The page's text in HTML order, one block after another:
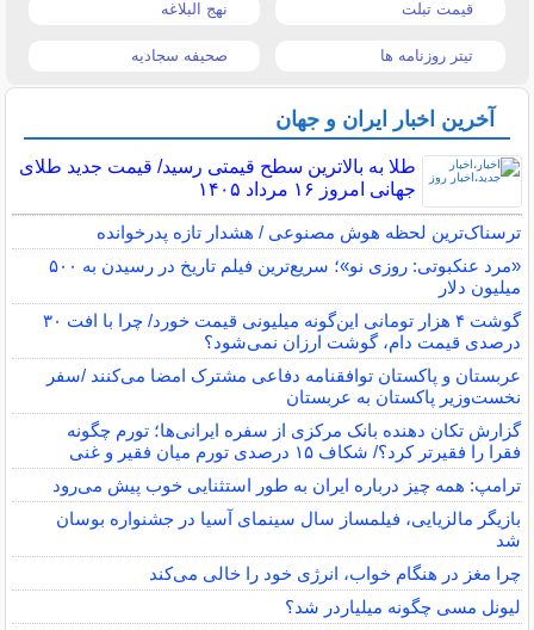
قیمت تبلت نهج البلاغه
تیتر روزنامه ها صحیفه سجادیه
آخرین اخبار ایران و جهان
طلا به بالاترین سطح قیمتی رسید/ قیمت جدید طلای
جهانی امروز ۱۶ مرداد ۱۴۰۵
ترسناک‌ترین لحظه هوش مصنوعی / هشدار تازه پدرخوانده
«مرد عنکبوتی: روزی نو»؛ سریع‌ترین فیلم تاریخ در رسیدن به ۵۰۰
میلیون دلار
گوشت ۴ هزار تومانی این‌گونه میلیونی قیمت خورد/ چرا با افت ۳۰
درصدی قیمت دام، گوشت ارزان نمی‌شود؟
عربستان و پاکستان توافقنامه دفاعی مشترک امضا می‌کنند /سفر
نخست‌وزیر پاکستان به عربستان
گزارش تکان‌ دهنده بانک مرکزی از سفره ایرانی‌ها؛ تورم چگونه
فقرا را فقیرتر کرد؟/ شکاف ۱۵ درصدی تورم میان فقیر و غنی
ترامپ: همه چیز درباره ایران به طور استثنایی خوب پیش می‌رود
بازیگر مالزیایی، فیلمساز سال سینمای آسیا در جشنواره بوسان
شد
چرا مغز در هنگام خواب، انرژی خود را خالی می‌کند
لیونل مسی چگونه میلیاردر شد؟